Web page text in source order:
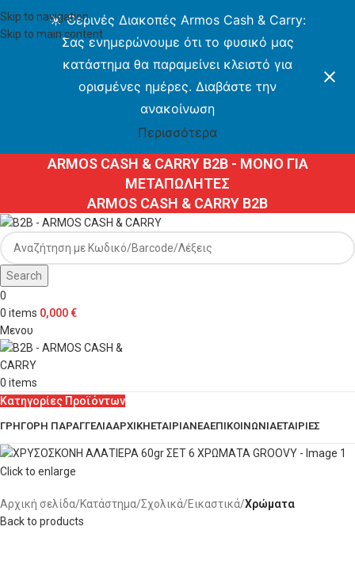
Skip to navigation
Skip to main content
☀️ Θερινές Διακοπές Armos Cash & Carry:
Σας ενημερώνουμε ότι το φυσικό μας
κατάστημα θα παραμείνει κλειστό για
ορισμένες ημέρες. Διαβάστε την
ανακοίνωση
Περισσότερα
ARMOS CASH & CARRY B2B - ΜΟΝΟ ΓΙΑ
ΜΕΤΑΠΩΛΗΤΕΣ
ARMOS CASH & CARRY B2B
Search
0
0 items 0,000€
Μενου
0 items
Κατηγορίες Προϊόντων
ΓΡΗΓΟΡΗ ΠΑΡΑΓΓΕΛΙΑΑΡΧΙΚΗΕΤΑΙΡΙΑΝΕΑΕΠΙΚΟΙΝΩΝΙΑΕΤΑΙΡΙΕΣ
Click to enlarge
Αρχική σελίδα Κατάστημα Σχολικά Εικαστικά Χρώματα
Back to products